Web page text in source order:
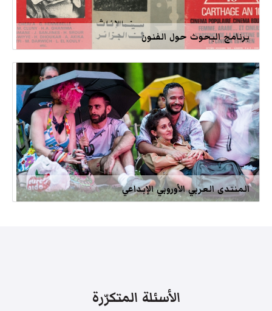
برنامج البحوث حول الفنون
المنتدى العربي الأوروبي الإبداعي
الأسئلة المتكرّرة